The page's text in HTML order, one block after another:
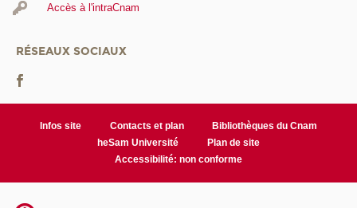
Accès à l'intraCnam
RÉSEAUX SOCIAUX
Infos site Contacts et plan
Bibliothèques du Cnam
heSam Université
Plan de site
Accessibilité: non conforme